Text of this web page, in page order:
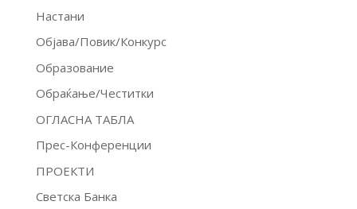
Настани
Објава/Повик/Конкурс
Образование
Обраќање/Честитки
ОГЛАСНА ТАБЛА
Прес-Конференции
ПРОЕКТИ
Светска Банка